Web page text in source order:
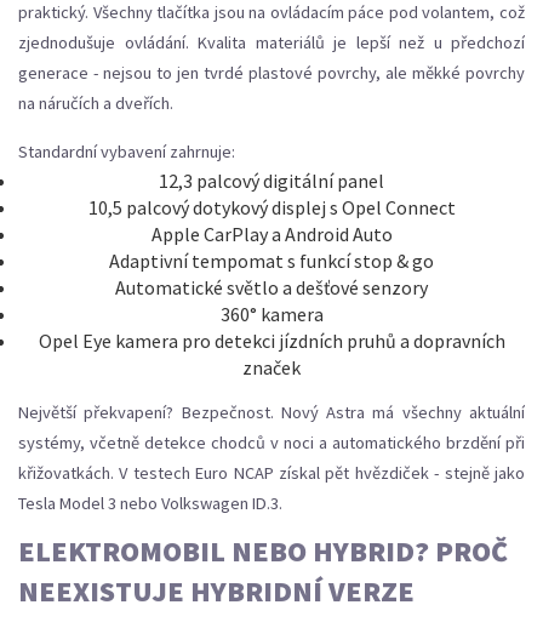
praktický. Všechny tlačítka jsou na ovládacím páce pod volantem, což
zjednodušuje ovládání. Kvalita materiálů je lepší než u předchozí
generace - nejsou to jen tvrdé plastové povrchy, ale měkké povrchy
na náručích a dveřích.
Standardní vybavení zahrnuje:
12,3 palcový digitální panel
10,5 palcový dotykový displej s Opel Connect
Apple CarPlay a Android Auto
Adaptivní tempomat s funkcí stop & go
Automatické světlo a dešťové senzory
360° kamera
Opel Eye kamera pro detekci jízdních pruhů a dopravních
značek
Největší překvapení? Bezpečnost. Nový Astra má všechny aktuální
systémy, včetně detekce chodců v noci a automatického brzdění při
křižovatkách. V testech Euro NCAP získal pět hvězdiček - stejně jako
Tesla Model 3 nebo Volkswagen ID.3.
ELEKTROMOBIL NEBO HYBRID? PROČ
NEEXISTUJE HYBRIDNÍ VERZE